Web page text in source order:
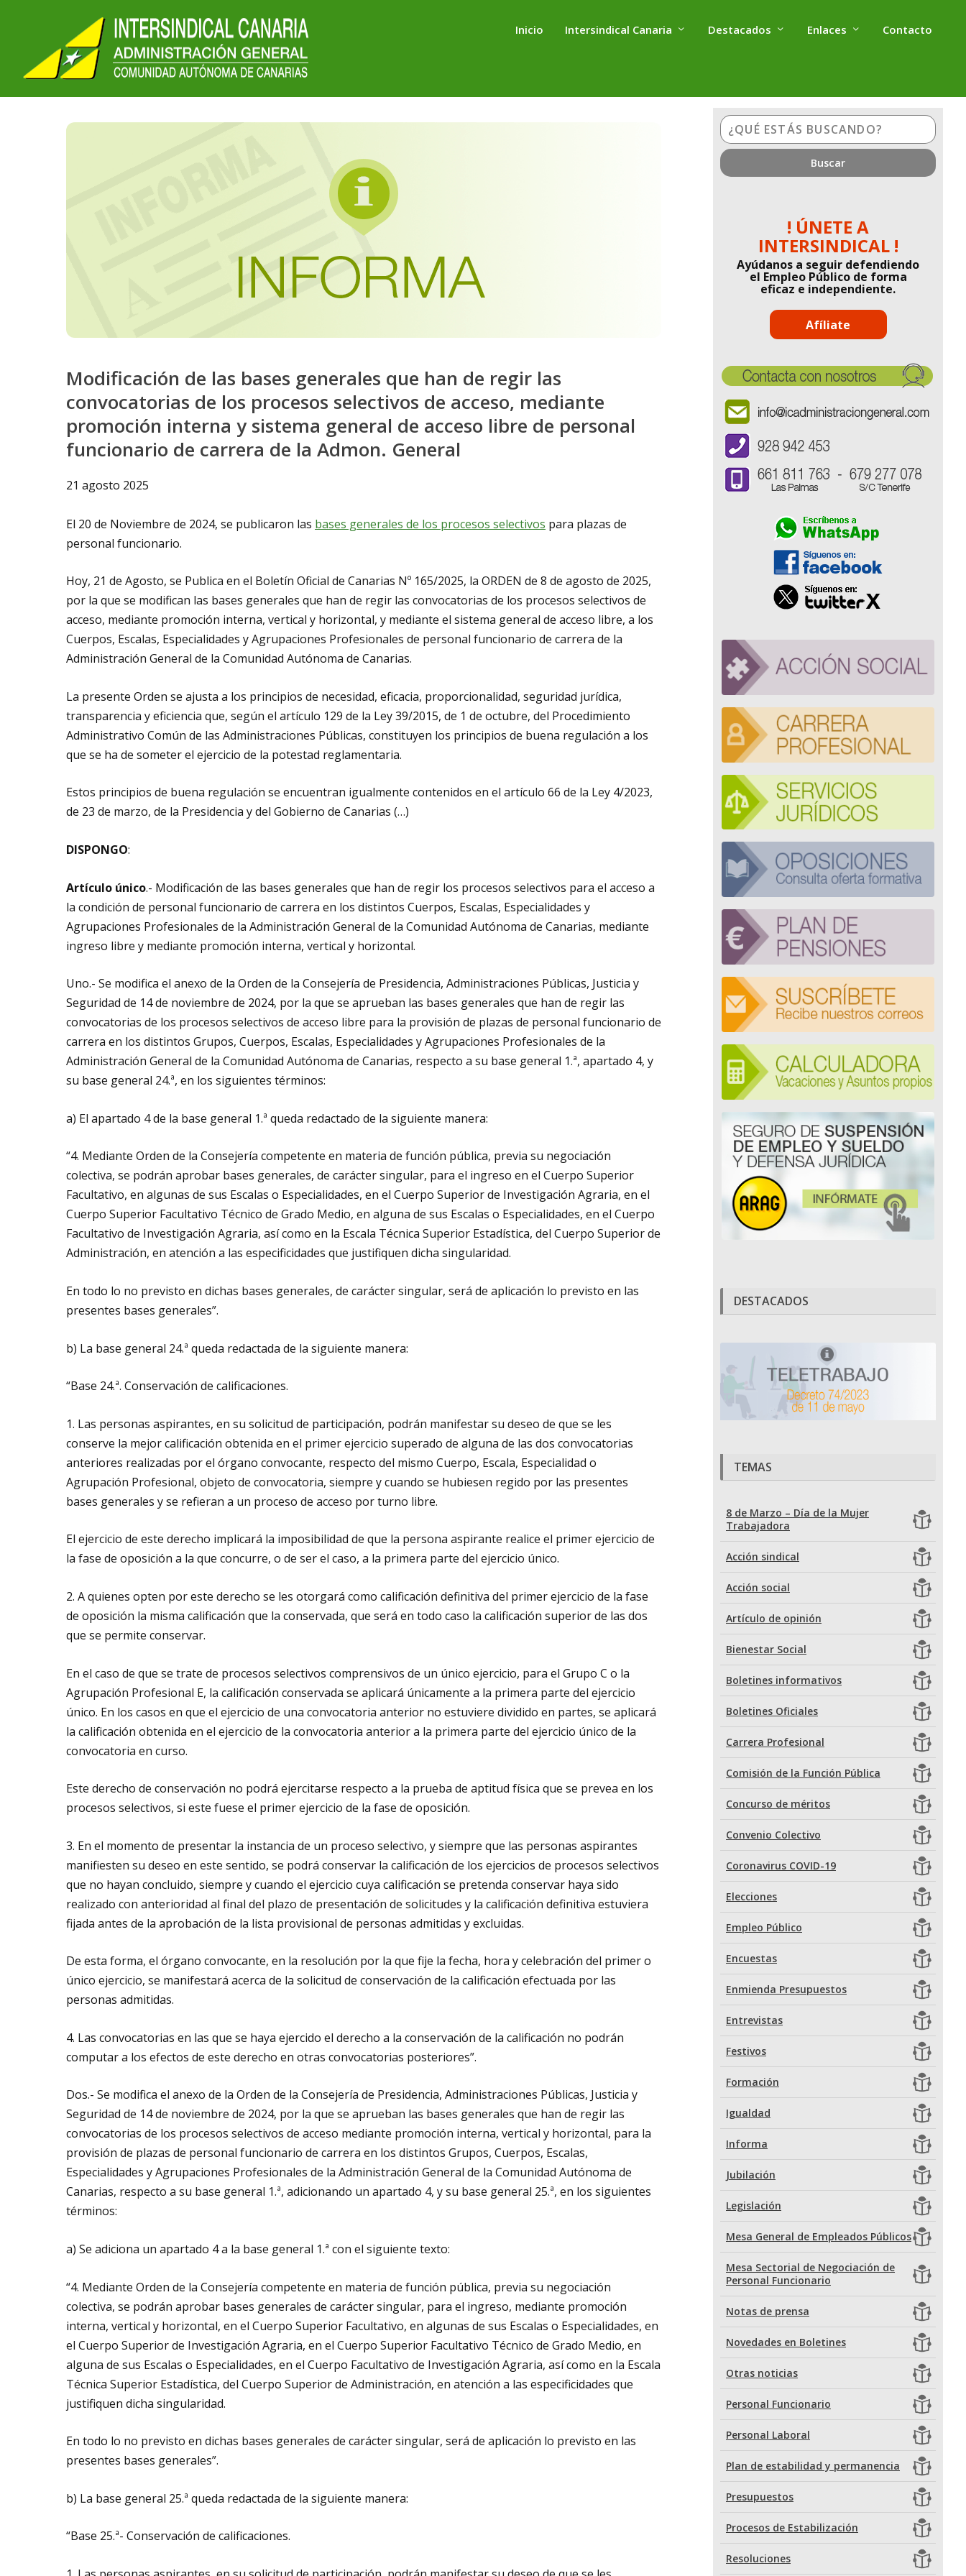
Inicio Intersindical Canaria Destacados Enlaces Contacto
Modificación de las bases generales que han de regir las
convocatorias de los procesos selectivos de acceso, mediante
promoción interna y sistema general de acceso libre de personal
funcionario de carrera de la Admon. General
21 agosto 2025
El 20 de Noviembre de 2024, se publicaron las bases generales de los procesos selectivos para plazas de
personal funcionario.
Hoy, 21 de Agosto, se Publica en el Boletín Oficial de Canarias Nº 165/2025, la ORDEN de 8 de agosto de 2025,
por la que se modifican las bases generales que han de regir las convocatorias de los procesos selectivos de
acceso, mediante promoción interna, vertical y horizontal, y mediante el sistema general de acceso libre, a los
Cuerpos, Escalas, Especialidades y Agrupaciones Profesionales de personal funcionario de carrera de la
Administración General de la Comunidad Autónoma de Canarias.
La presente Orden se ajusta a los principios de necesidad, eficacia, proporcionalidad, seguridad jurídica,
transparencia y eficiencia que, según el artículo 129 de la Ley 39/2015, de 1 de octubre, del Procedimiento
Administrativo Común de las Administraciones Públicas, constituyen los principios de buena regulación a los
que se ha de someter el ejercicio de la potestad reglamentaria.
Estos principios de buena regulación se encuentran igualmente contenidos en el artículo 66 de la Ley 4/2023,
de 23 de marzo, de la Presidencia y del Gobierno de Canarias (…)
DISPONGO:
Artículo único.- Modificación de las bases generales que han de regir los procesos selectivos para el acceso a
la condición de personal funcionario de carrera en los distintos Cuerpos, Escalas, Especialidades y
Agrupaciones Profesionales de la Administración General de la Comunidad Autónoma de Canarias, mediante
ingreso libre y mediante promoción interna, vertical y horizontal.
Uno.- Se modifica el anexo de la Orden de la Consejería de Presidencia, Administraciones Públicas, Justicia y
Seguridad de 14 de noviembre de 2024, por la que se aprueban las bases generales que han de regir las
convocatorias de los procesos selectivos de acceso libre para la provisión de plazas de personal funcionario de
carrera en los distintos Grupos, Cuerpos, Escalas, Especialidades y Agrupaciones Profesionales de la
Administración General de la Comunidad Autónoma de Canarias, respecto a su base general 1.ª, apartado 4, y
su base general 24.ª, en los siguientes términos:
a) El apartado 4 de la base general 1.ª queda redactado de la siguiente manera:
“4. Mediante Orden de la Consejería competente en materia de función pública, previa su negociación
colectiva, se podrán aprobar bases generales, de carácter singular, para el ingreso en el Cuerpo Superior
Facultativo, en algunas de sus Escalas o Especialidades, en el Cuerpo Superior de Investigación Agraria, en el
Cuerpo Superior Facultativo Técnico de Grado Medio, en alguna de sus Escalas o Especialidades, en el Cuerpo
Facultativo de Investigación Agraria, así como en la Escala Técnica Superior Estadística, del Cuerpo Superior de
Administración, en atención a las especificidades que justifiquen dicha singularidad.
En todo lo no previsto en dichas bases generales, de carácter singular, será de aplicación lo previsto en las
presentes bases generales”.
b) La base general 24.ª queda redactada de la siguiente manera:
“Base 24.ª. Conservación de calificaciones.
1. Las personas aspirantes, en su solicitud de participación, podrán manifestar su deseo de que se les
conserve la mejor calificación obtenida en el primer ejercicio superado de alguna de las dos convocatorias
anteriores realizadas por el órgano convocante, respecto del mismo Cuerpo, Escala, Especialidad o
Agrupación Profesional, objeto de convocatoria, siempre y cuando se hubiesen regido por las presentes
bases generales y se refieran a un proceso de acceso por turno libre.
El ejercicio de este derecho implicará la imposibilidad de que la persona aspirante realice el primer ejercicio de
la fase de oposición a la que concurre, o de ser el caso, a la primera parte del ejercicio único.
2. A quienes opten por este derecho se les otorgará como calificación definitiva del primer ejercicio de la fase
de oposición la misma calificación que la conservada, que será en todo caso la calificación superior de las dos
que se permite conservar.
En el caso de que se trate de procesos selectivos comprensivos de un único ejercicio, para el Grupo C o la
Agrupación Profesional E, la calificación conservada se aplicará únicamente a la primera parte del ejercicio
único. En los casos en que el ejercicio de una convocatoria anterior no estuviere dividido en partes, se aplicará
la calificación obtenida en el ejercicio de la convocatoria anterior a la primera parte del ejercicio único de la
convocatoria en curso.
Este derecho de conservación no podrá ejercitarse respecto a la prueba de aptitud física que se prevea en los
procesos selectivos, si este fuese el primer ejercicio de la fase de oposición.
3. En el momento de presentar la instancia de un proceso selectivo, y siempre que las personas aspirantes
manifiesten su deseo en este sentido, se podrá conservar la calificación de los ejercicios de procesos selectivos
que no hayan concluido, siempre y cuando el ejercicio cuya calificación se pretenda conservar haya sido
realizado con anterioridad al final del plazo de presentación de solicitudes y la calificación definitiva estuviera
fijada antes de la aprobación de la lista provisional de personas admitidas y excluidas.
De esta forma, el órgano convocante, en la resolución por la que fije la fecha, hora y celebración del primer o
único ejercicio, se manifestará acerca de la solicitud de conservación de la calificación efectuada por las
personas admitidas.
4. Las convocatorias en las que se haya ejercido el derecho a la conservación de la calificación no podrán
computar a los efectos de este derecho en otras convocatorias posteriores”.
Dos.- Se modifica el anexo de la Orden de la Consejería de Presidencia, Administraciones Públicas, Justicia y
Seguridad de 14 de noviembre de 2024, por la que se aprueban las bases generales que han de regir las
convocatorias de los procesos selectivos de acceso mediante promoción interna, vertical y horizontal, para la
provisión de plazas de personal funcionario de carrera en los distintos Grupos, Cuerpos, Escalas,
Especialidades y Agrupaciones Profesionales de la Administración General de la Comunidad Autónoma de
Canarias, respecto a su base general 1.ª, adicionando un apartado 4, y su base general 25.ª, en los siguientes
términos:
a) Se adiciona un apartado 4 a la base general 1.ª con el siguiente texto:
“4. Mediante Orden de la Consejería competente en materia de función pública, previa su negociación
colectiva, se podrán aprobar bases generales de carácter singular, para el ingreso, mediante promoción
interna, vertical y horizontal, en el Cuerpo Superior Facultativo, en algunas de sus Escalas o Especialidades, en
el Cuerpo Superior de Investigación Agraria, en el Cuerpo Superior Facultativo Técnico de Grado Medio, en
alguna de sus Escalas o Especialidades, en el Cuerpo Facultativo de Investigación Agraria, así como en la Escala
Técnica Superior Estadística, del Cuerpo Superior de Administración, en atención a las especificidades que
justifiquen dicha singularidad.
En todo lo no previsto en dichas bases generales de carácter singular, será de aplicación lo previsto en las
presentes bases generales”.
b) La base general 25.ª queda redactada de la siguiente manera:
“Base 25.ª- Conservación de calificaciones.
¿Qué
estás
buscando?
! ÚNETE A
INTERSINDICAL !
Ayúdanos a seguir defendiendo
el Empleo Público de forma
eficaz e independiente.
Afíliate
DESTACADOS
TEMAS
8 de Marzo – Día de la Mujer
Trabajadora
Acción sindical
Acción social
Artículo de opinión
Bienestar Social
Boletines informativos
Boletines Oficiales
Carrera Profesional
Comisión de la Función Pública
Concurso de méritos
Convenio Colectivo
Coronavirus COVID-19
Elecciones
Empleo Público
Encuestas
Enmienda Presupuestos
Entrevistas
Festivos
Formación
Igualdad
Informa
Jubilación
Legislación
Mesa General de Empleados Públicos
Mesa Sectorial de Negociación de
Personal Funcionario
Notas de prensa
Novedades en Boletines
Otras noticias
Personal Funcionario
Personal Laboral
Plan de estabilidad y permanencia
Presupuestos
Procesos de Estabilización
Resoluciones